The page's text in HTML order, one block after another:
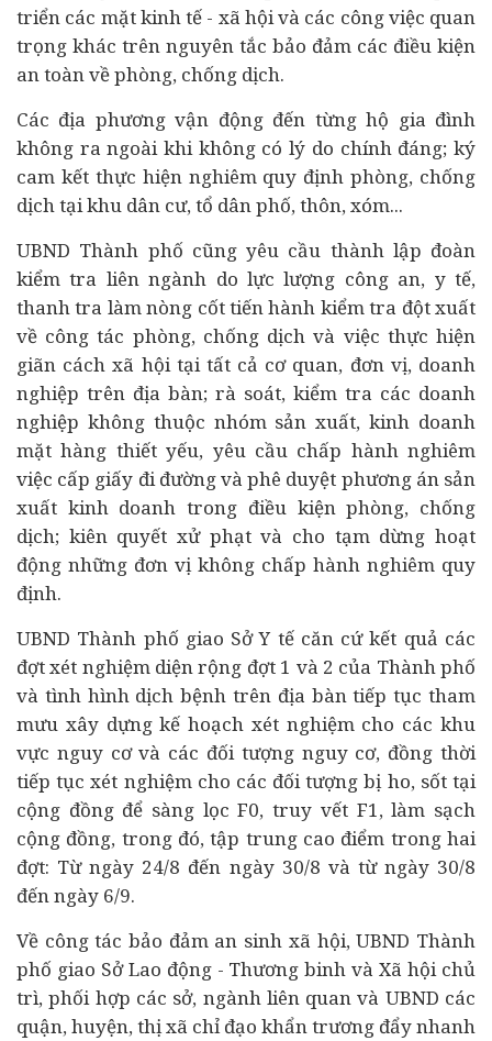
triển các mặtkinh tế - xã hội và các công việc quan
trọng khác trên nguyên tắc bảo đảm các điều kiện
an toàn về phòng, chống dịch.
Các địa phương vận động đến từng hộ gia đình
không ra ngoài khi không có lý do chính đáng; ký
cam kết thực hiện nghiêm quy định phòng, chống
dịch tại khu dân cư, tổ dân phố, thôn, xóm...
UBND Thành phố cũng yêu cầu thành lập đoàn
kiểm tra liên ngành do lực lượng công an, y tế,
thanh tra làm nòng cốt tiến hành kiểm tra đột xuất
về công tác phòng, chống dịch và việc thực hiện
giãn cách xã hội tại tất cả cơ quan, đơn vị, doanh
nghiệp trên địa bàn; rà soát, kiểm tra các doanh
nghiệp không thuộc nhóm sản xuất, kinh doanh
mặt hàng thiết yếu, yêu cầu chấp hành nghiêm
việc cấp giấy đi đường và phê duyệt phương án sản
xuất kinh doanh trong điều kiện phòng, chống
dịch; kiên quyết xử phạt và cho tạm dừng hoạt
động những đơn vị không chấp hành nghiêm quy
định.
UBND Thành phố giao Sở Y tế căn cứ kết quả các
đợt xét nghiệm diện rộng đợt 1 và 2 của Thành phố
và tình hình dịch bệnh trên địa bàn tiếp tục tham
mưu xây dựng kế hoạch xét nghiệm cho các khu
vực nguy cơ và các đối tượng nguy cơ, đồng thời
tiếp tục xét nghiệm cho các đối tượng bị ho, sốt tại
cộng đồng để sàng lọc F0, truy vết F1, làm sạch
cộng đồng, trong đó, tập trung cao điểm trong hai
đợt: Từ ngày 24/8 đến ngày 30/8 và từ ngày 30/8
đến ngày 6/9.
Về công tác bảo đảm an sinh xã hội, UBND Thành
phố giao Sở Lao động - Thương binh và Xã hội chủ
trì, phối hợp các sở, ngành liên quan và UBND các
quận, huyện, thị xã chỉ đạo khẩn trương đẩy nhanh